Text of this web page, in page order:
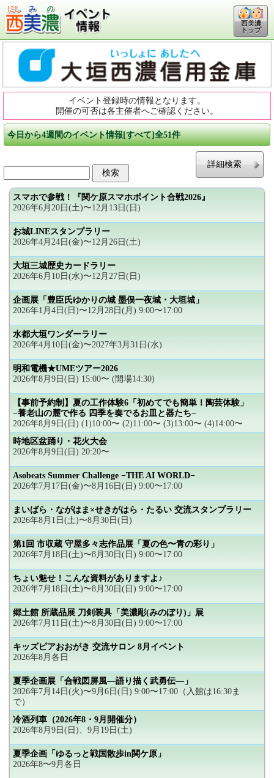
西美濃
トップ
イベント登録時の情報となります。
開催の可否は各主催者へご確認ください。
今日から4週間のイベント情報[すべて]全51件
詳細検索
スマホで参戦！『関ケ原スマホポイント合戦2026』
2026年6月20日(土)〜12月13日(日)
お城LINEスタンプラリー
2026年4月24日(金)〜12月26日(土)
大垣三城歴史カードラリー
2026年6月10日(水)〜12月27日(日)
企画展「豊臣氏ゆかりの城 墨俣一夜城・大垣城」
2026年1月4日(日)〜12月28日(月) 9:00〜17:00
水都大垣ワンダーラリー
2026年4月10日(金)〜2027年3月31日(水)
明和電機★UMEツアー2026
2026年8月9日(日) 15:00〜 (開場14:30)
【事前予約制】夏の工作体験6「初めてでも簡単！陶芸体験」
−養老山の麓で作る 四季を奏でるお皿と器たち−
2026年8月9日(日) (1)10:00〜 (2)11:00〜 (3)13:00〜 (4)14:00〜
時地区盆踊り・花火大会
2026年8月9日(日) 20:20〜
Asobeats Summer Challenge −THE AI WORLD−
2026年7月17日(金)〜8月16日(日) 9:00〜17:00
まいばら・ながはま×せきがはら・たるい 交流スタンプラリー
2026年8月1日(土)〜8月30日(日)
第1回 市収蔵 守屋多々志作品展「夏の色〜青の彩り」
2026年7月18日(土)〜8月30日(日) 9:00〜17:00
ちょい魅せ！こんな資料がありますよ♪
2026年7月18日(土)〜8月30日(日) 9:00〜17:00
郷土館 所蔵品展 刀剣装具「美濃彫(みのぼり)」展
2026年7月11日(土)〜8月30日(日) 9:00〜17:00
キッズピアおおがき 交流サロン 8月イベント
2026年8月各日
夏季企画展「合戦図屏風―語り描く武勇伝―」
2026年7月14日(火)〜9月6日(日) 9:00〜17:00（入館は16:30ま
で）
冷酒列車（2026年8・9月開催分）
2026年8月9日(日)、9月19日(土)
夏季企画「ゆるっと戦国散歩in関ケ原」
2026年8〜9月各日